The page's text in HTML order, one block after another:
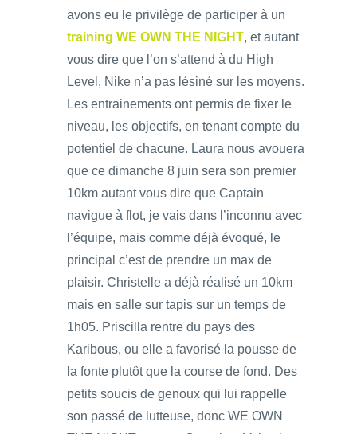
avons eu le privilège de participer à un
training WE OWN THE NIGHT, et autant
vous dire que l’on s’attend à du High
Level, Nike n’a pas lésiné sur les moyens.
Les entrainements ont permis de fixer le
niveau, les objectifs, en tenant compte du
potentiel de chacune. Laura nous avouera
que ce dimanche 8 juin sera son premier
10km autant vous dire que Captain
navigue à flot, je vais dans l’inconnu avec
l’équipe, mais comme déjà évoqué, le
principal c’est de prendre un max de
plaisir. Christelle a déjà réalisé un 10km
mais en salle sur tapis sur un temps de
1h05. Priscilla rentre du pays des
Karibous, ou elle a favorisé la pousse de
la fonte plutôt que la course de fond. Des
petits soucis de genoux qui lui rappelle
son passé de lutteuse, donc WE OWN